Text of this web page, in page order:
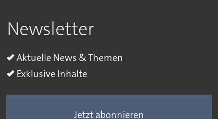
Newsletter
Aktuelle News & Themen
Exklusive Inhalte
Jetzt abonnieren